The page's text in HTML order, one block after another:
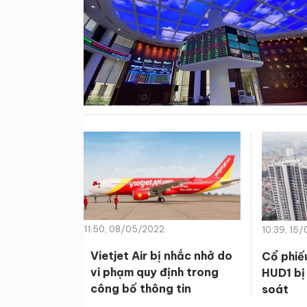
11:50, 08/05/2022
Vietjet Air bị nhắc nhở do
vi phạm quy định trong
công bố thông tin
10:39,
Cổ
HUD1
soát